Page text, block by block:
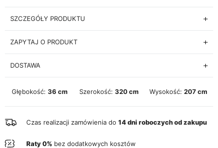
SZCZEGÓŁY PRODUKTU
ZAPYTAJ O PRODUKT
DOSTAWA
Głębokość: 36 cm Szerokość: 320 cm Wysokość:207 cm
Czas realizacji zamówienia do 14 dni roboczych od zakupu
Raty 0% bez dodatkowych kosztów